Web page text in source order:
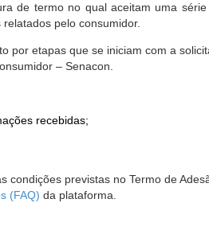
de termo no qual aceitam uma
pelo consumidor.
por etapas que se iniciam com a
– Senacon.
recebidas;
previstas no Termo de
(FAQ) da plataforma.